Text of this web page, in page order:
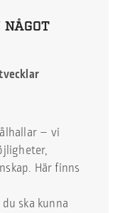
Från
– vi
Här finns
ska kunna